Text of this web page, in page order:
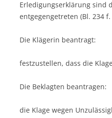
Erledigungserklärung sind
entgegengetreten (Bl. 234 f.
Die Klägerin beantragt:
festzustellen, dass die
Die Beklagten beantragen:
die Klage wegen